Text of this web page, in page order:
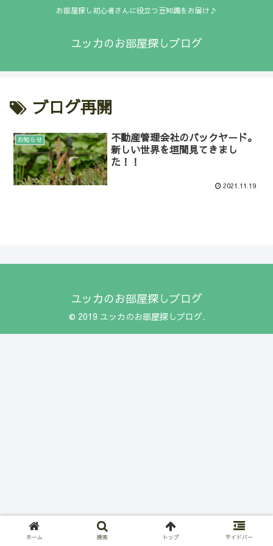
お部屋探し初心者さんに役立つ豆知識をお届け♪
ユッカのお部屋探しブログ
ブログ再開
お知らせ
不動産管理会社のバックヤード。
新しい世界を垣間見てきまし
た！！
2021.11.19
ユッカのお部屋探しブログ
© 2019 ユッカのお部屋探しブログ.
ホーム 検索 トップ サイドバー